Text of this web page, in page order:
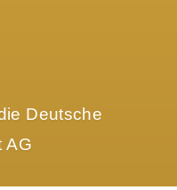
Deutsche
AG